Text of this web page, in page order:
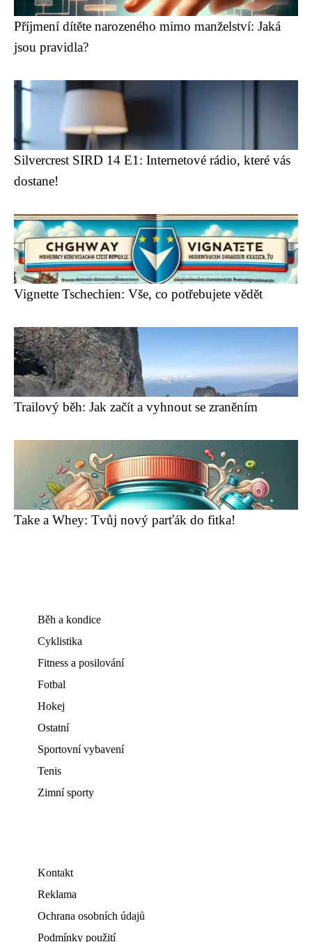
Příjmení dítěte narozeného mimo manželství: Jaká
jsou pravidla?
Silvercrest SIRD 14 E1: Internetové rádio, které vás
dostane!
Vignette Tschechien: Vše, co potřebujete vědět
Trailový běh: Jak začít a vyhnout se zraněním
Take a Whey: Tvůj nový parťák do fitka!
Běh a kondice
Cyklistika
Fitness a posilování
Fotbal
Hokej
Ostatní
Sportovní vybavení
Tenis
Zimní sporty
Kontakt
Reklama
Ochrana osobních údajů
Podmínky použití